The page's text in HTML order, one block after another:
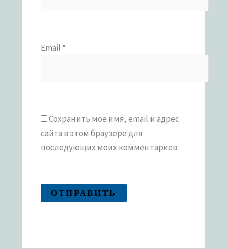
Email *
Сохранить моё имя, email и адрес
сайта в этом браузере для
последующих моих комментариев.